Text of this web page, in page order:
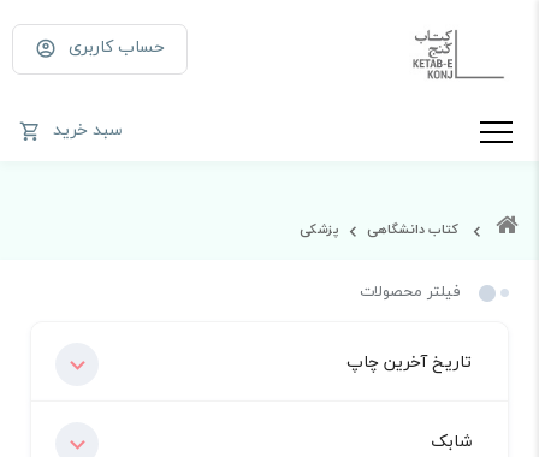
حساب کاربری
سبد خرید
کتاب دانشگاهی پزشکی
فیلتر محصولات
تاریخ آخرین چاپ
شابک